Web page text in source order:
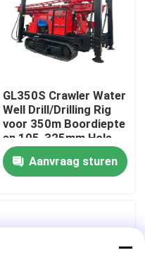
GL350S Crawler Water
Well Drill/Drilling Rig
voor 350m Boordiepte
en 105-325mm Hole
Diameter
Aanvraag sturen